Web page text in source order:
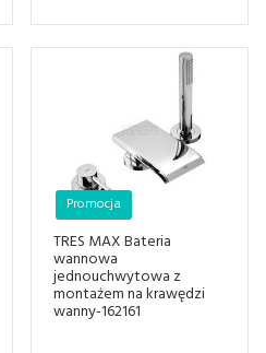
TRES MAX Bateria
wannowa
jednouchwytowa z
montażem na krawędzi
wanny-162161
Promocja